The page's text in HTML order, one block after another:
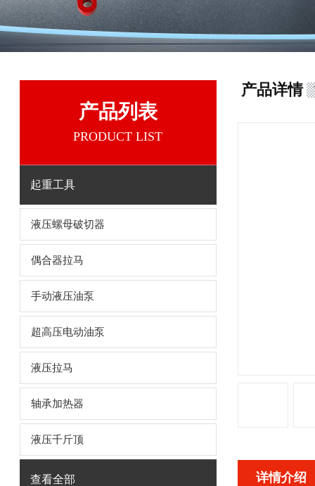
产品列表
PRODUCT LIST
起重工具
液压螺母破切器
偶合器拉马
手动液压油泵
超高压电动油泵
液压拉马
轴承加热器
液压千斤顶
查看全部
产品详情
详情介绍